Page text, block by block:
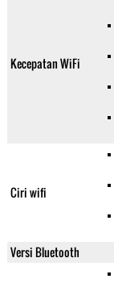
Kecepatan WiFi
Ciri wifi
Versi Bluetooth